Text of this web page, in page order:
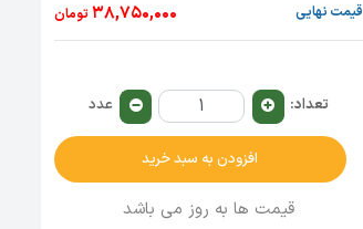
قیمت نهایی 38,750,000 تومان
تعداد: عدد
افزودن به سبد خرید
قیمت ها به روز می باشد